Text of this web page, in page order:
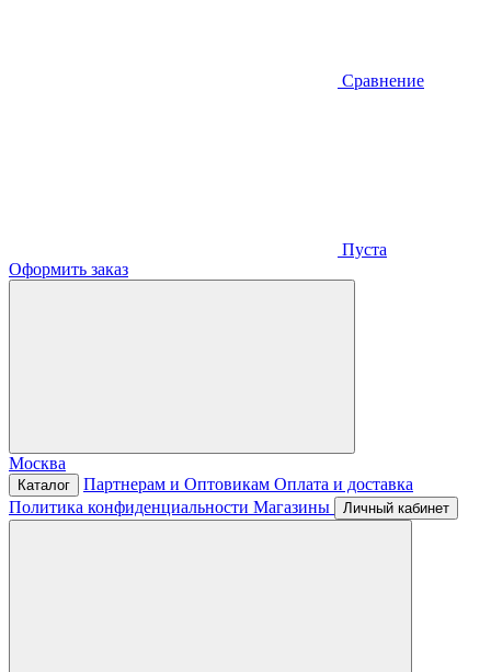
Сравнение
Пуста
Оформить заказ
Москва
Каталог Партнерам и Оптовикам Оплата и доставка
Политика конфиденциальности Магазины Личный кабинет